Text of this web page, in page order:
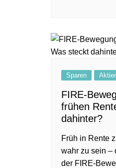
Sparen
FIRE-
frühen
dahinter?
Früh in Rente
wahr zu sein –
der FIRE-